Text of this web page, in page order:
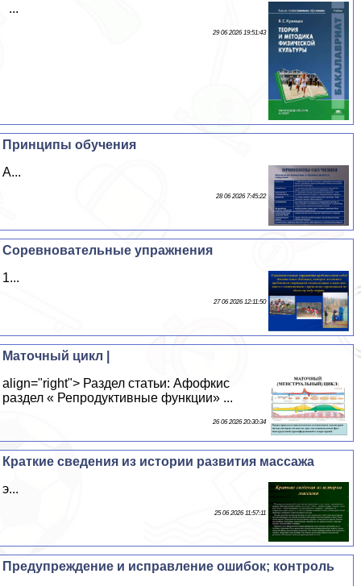
...
29 06 2026 19:51:43
Принципы обучения
А...
28 06 2026 7:45:22
Соревновательные упражнения
1...
27 06 2026 12:11:50
Маточный цикл |
align="right"> Раздел статьи: Афофкис
раздел « Репродуктивные функции» ...
26 06 2026 20:30:34
Краткие сведения из истории развития массажа
э...
25 06 2026 11:57:11
Предупреждение и исправление ошибок; контроль